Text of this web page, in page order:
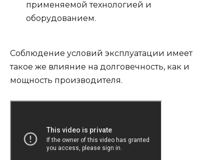
применяемой технологией и
оборудованием.
Соблюдение условий эксплуатации имеет
такое же влияние на долговечность, как и
мощность производителя.